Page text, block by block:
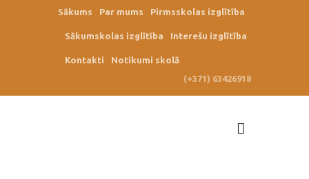
Sākums Par mums Pirmsskolas izglītība
Sākumskolas izglītība Interešu izglītība
Kontakti
Notikumi skolā
(+371) 63426918